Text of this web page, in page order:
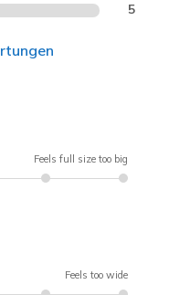
5
Feels full size too big
Feels too wide